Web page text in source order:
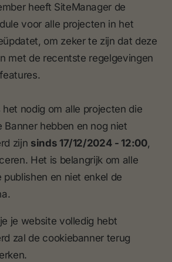
heeft SiteManager de
voor alle projecten in het
om zeker te zijn dat deze
met de recentste regelgevingen
het nodig om alle projecten die
Banner hebben en nog niet
zijn sinds 17/12/2024 - 12:00,
Het is belangrijk om alle
publishen en niet enkel de
je website volledig hebt
zal de cookiebanner terug